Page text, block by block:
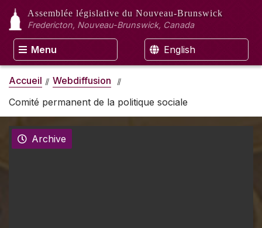
Assemblée législative du Nouveau-Brunswick
Fredericton, Nouveau-Brunswick, Canada
Menu English
Accueil
Webdiffusion
Comité permanent de la politique sociale
Archive